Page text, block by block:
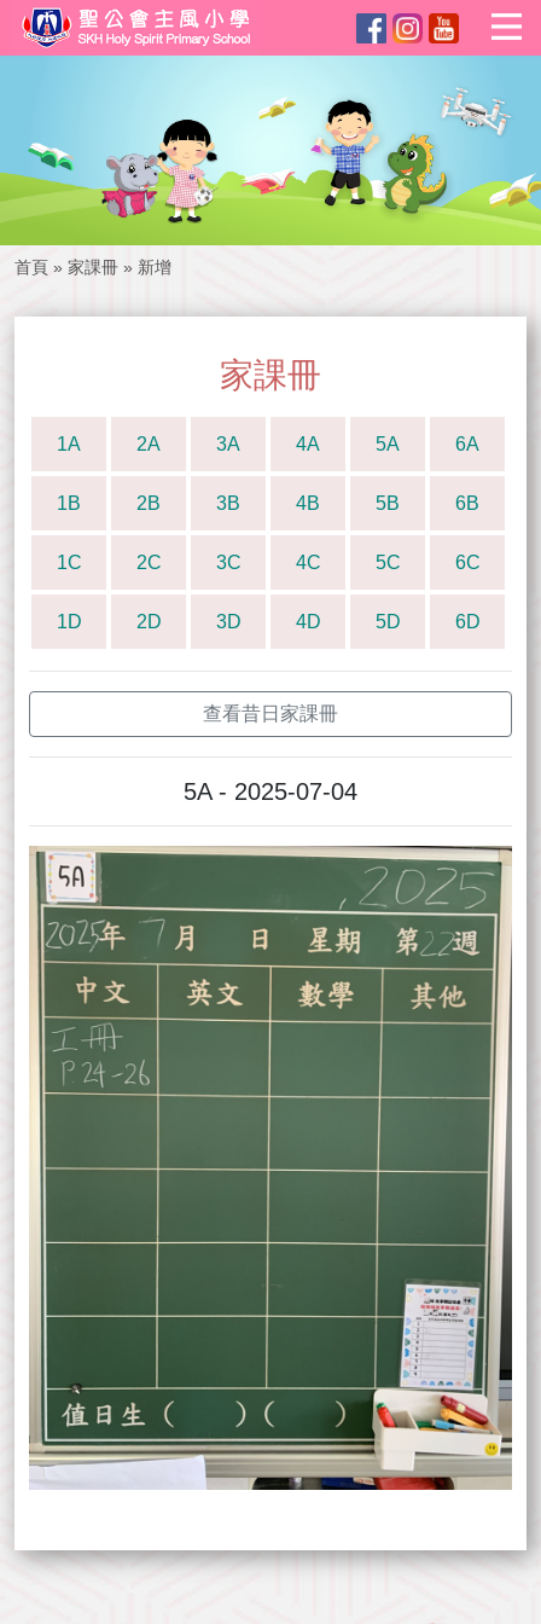
首頁 » 家課冊 » 新增
家課冊
1A 2A 3A 4A 5A 6A
1B 2B 3B 4B 5B 6B
1C 2C 3C 4C 5C 6C
1D 2D 3D 4D 5D 6D
查看昔日家課冊
5A - 2025-07-04